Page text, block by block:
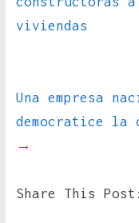
viviendas
Una empresa
democratice la
→
Share This Post: